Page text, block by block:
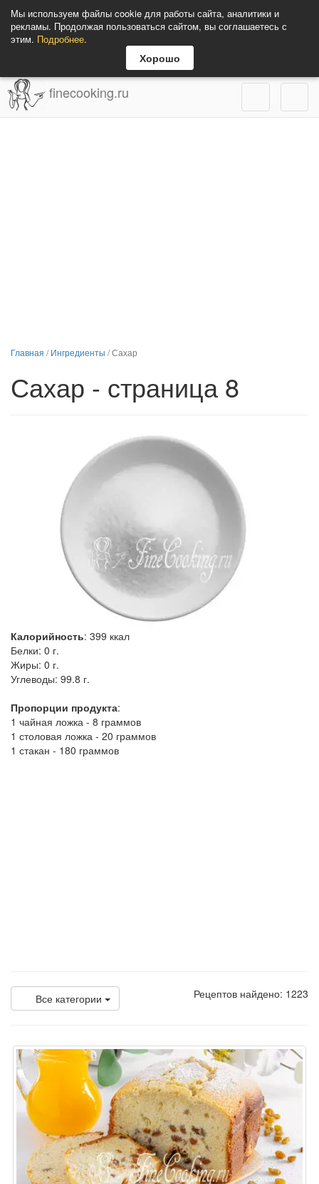
Мы используем файлы cookie для работы сайта, аналитики и
рекламы. Продолжая пользоваться сайтом, вы соглашаетесь с
этим. Подробнее.
Хорошо
finecooking.ru
Главная /Ингредиенты /Сахар
Сахар - страница 8
Калорийность: 399 ккал
Белки: 0 г.
Жиры: 0 г.
Углеводы: 99.8 г.
Пропорции продукта:
1 чайная ложка - 8 граммов
1 столовая ложка - 20 граммов
1 стакан - 180 граммов
Все категории Рецептов найдено: 1223